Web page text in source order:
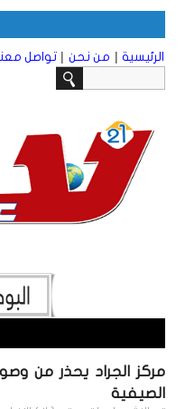
الرئيسية | من نحن | تواصل
مركز الجراد يحذر من
الصيفية